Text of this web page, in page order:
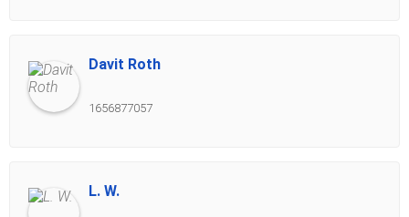
Davit Roth
1656877057
L. W.